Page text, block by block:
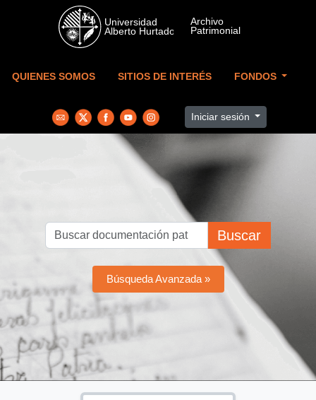
Skip to main content
QUIENES SOMOS SITIOS DE INTERÉS FONDOS
Iniciar sesión
Buscar
Búsqueda Avanzada »